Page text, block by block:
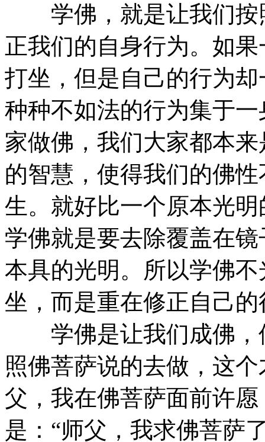
学佛，就是让我们按
正我们的自身行为。如
打坐，但是自己的行为
种种不如法的行为集于
家做佛，我们大家都本
的智慧，使得我们的佛
生。就好比一个原本光
学佛就是要去除覆盖在
本具的光明。所以学佛
坐，而是重在修正自己
学佛是让我们成佛，
照佛菩萨说的去做，这
父，我在佛菩萨面前许
是：“师父，我求佛菩萨